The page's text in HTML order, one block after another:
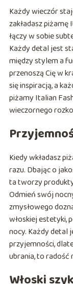
Każdy wieczór
zakładasz
łączy w sobie
Każdy detal jest
między stylem a
przenoszą Cię w
się inspiracją, a
piżamy Italian
wieczornego
Kiedy wkładasz
razu. Dbając o
ta tworzy
Odmień swój
zmysłowego
włoskiej estetyki,
nocy. Każdy detal
przyjemności,
ubrania, to radość
Włoski